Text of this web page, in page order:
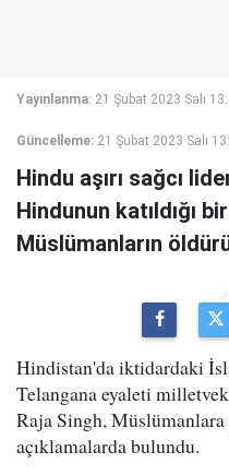
Yayınlanma: 21 Şubat 2023 Salı
Güncelleme: 21 Şubat 2023 Salı
Hindu aşırı sağcı
Hindunun katıldığı
Müslümanların
Hindistan'da iktidardaki
Telangana eyaleti
Raja Singh,
açıklamalarda bulundu.